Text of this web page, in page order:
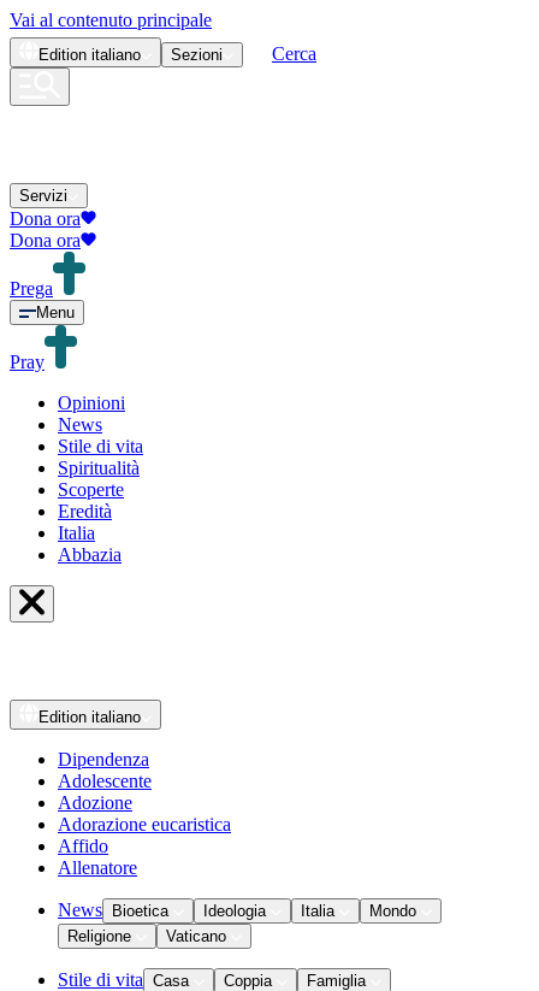
Vai al contenuto principale
Edition italiano Sezioni Cerca
Servizi
Dona ora
Dona ora
Prega
Menu
Pray
Opinioni
News
Stile di vita
Spiritualità
Scoperte
Eredità
Italia
Abbazia
Edition italiano
Dipendenza
Adolescente
Adozione
Adorazione eucaristica
Affido
Allenatore
News Bioetica Ideologia Italia
Mondo
Religione
Vaticano
Stile di vita Casa Coppia
Famiglia